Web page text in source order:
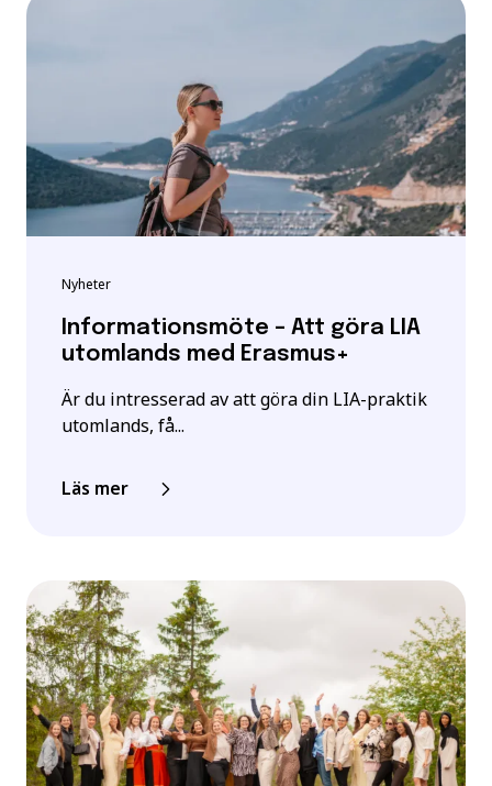
Nyheter
Informationsmöte – Att göra LIA
utomlands med Erasmus+
Är du intresserad av att göra din LIA-praktik
utomlands, få...
Läs mer